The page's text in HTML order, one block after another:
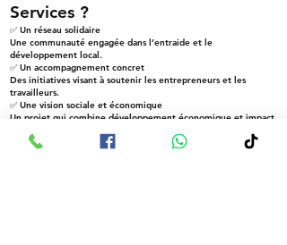
Services ?
✅ Un réseau solidaire
Une communauté engagée dans l’entraide et le
développement local.
✅ Un accompagnement concret
Des initiatives visant à soutenir les entrepreneurs et les
travailleurs.
✅ Une vision sociale et économique
Un projet qui combine développement économique et impact
Notre équipe